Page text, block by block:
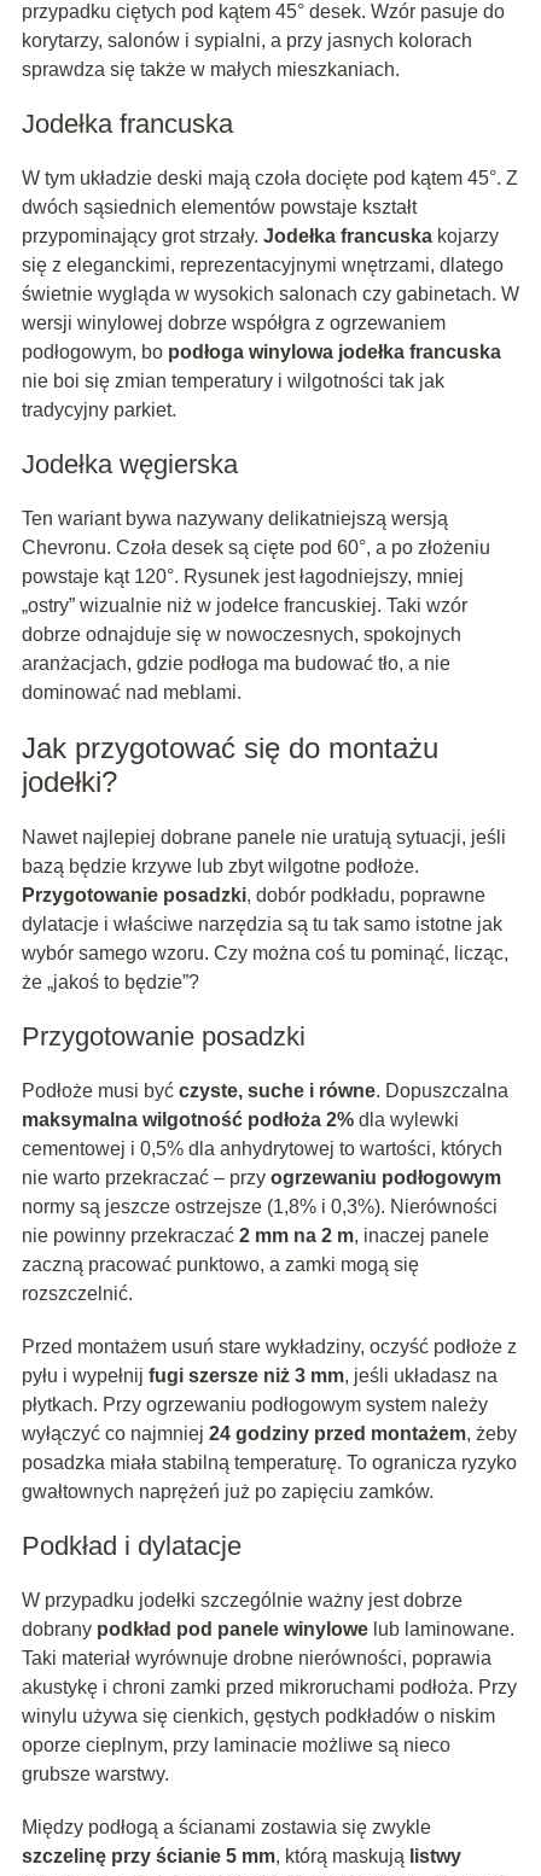
przypadku ciętych pod kątem 45° desek. Wzór pasuje do
korytarzy, salonów i sypialni, a przy jasnych kolorach
sprawdza się także w małych mieszkaniach.
Jodełka francuska
W tym układzie deski mają czoła docięte pod kątem 45°. Z
dwóch sąsiednich elementów powstaje kształt
przypominający grot strzały. Jodełka francuskakojarzy
się z eleganckimi, reprezentacyjnymi wnętrzami, dlatego
świetnie wygląda w wysokich salonach czy gabinetach. W
wersji winylowej dobrze współgra z ogrzewaniem
podłogowym, bo podłoga winylowa jodełka francuska
nie boi się zmian temperatury i wilgotności tak jak
tradycyjny parkiet.
Jodełka węgierska
Ten wariant bywa nazywany delikatniejszą wersją
Chevronu. Czoła desek są cięte pod 60°, a po złożeniu
powstaje kąt 120°. Rysunek jest łagodniejszy, mniej
„ostry” wizualnie niż w jodełce francuskiej. Taki wzór
dobrze odnajduje się w nowoczesnych, spokojnych
aranżacjach, gdzie podłoga ma budować tło, a nie
dominować nad meblami.
Jak przygotować się do montażu
jodełki?
Nawet najlepiej dobrane panele nie uratują sytuacji, jeśli
bazą będzie krzywe lub zbyt wilgotne podłoże.
Przygotowanie posadzki, dobór podkładu, poprawne
dylatacje i właściwe narzędzia są tu tak samo istotne jak
wybór samego wzoru. Czy można coś tu pominąć, licząc,
że „jakoś to będzie”?
Przygotowanie posadzki
Podłoże musi być czyste, suche i równe. Dopuszczalna
maksymalna wilgotność podłoża 2%dla wylewki
cementowej i 0,5% dla anhydrytowej to wartości, których
nie warto przekraczać – przy ogrzewaniu podłogowym
normy są jeszcze ostrzejsze (1,8% i 0,3%). Nierówności
nie powinny przekraczać 2 mm na 2 m, inaczej panele
zaczną pracować punktowo, a zamki mogą się
rozszczelnić.
Przed montażem usuń stare wykładziny, oczyść podłoże z
pyłu i wypełnij fugi szersze niż 3 mm, jeśli układasz na
płytkach. Przy ogrzewaniu podłogowym system należy
wyłączyć co najmniej 24 godziny przed montażem, żeby
posadzka miała stabilną temperaturę. To ogranicza ryzyko
gwałtownych naprężeń już po zapięciu zamków.
Podkład i dylatacje
W przypadku jodełki szczególnie ważny jest dobrze
dobrany podkład pod panele winylowelub laminowane.
Taki materiał wyrównuje drobne nierówności, poprawia
akustykę i chroni zamki przed mikroruchami podłoża. Przy
winylu używa się cienkich, gęstych podkładów o niskim
oporze cieplnym, przy laminacie możliwe są nieco
grubsze warstwy.
Między podłogą a ścianami zostawia się zwykle
szczelinę przy ścianie 5 mm, którą maskują listwy